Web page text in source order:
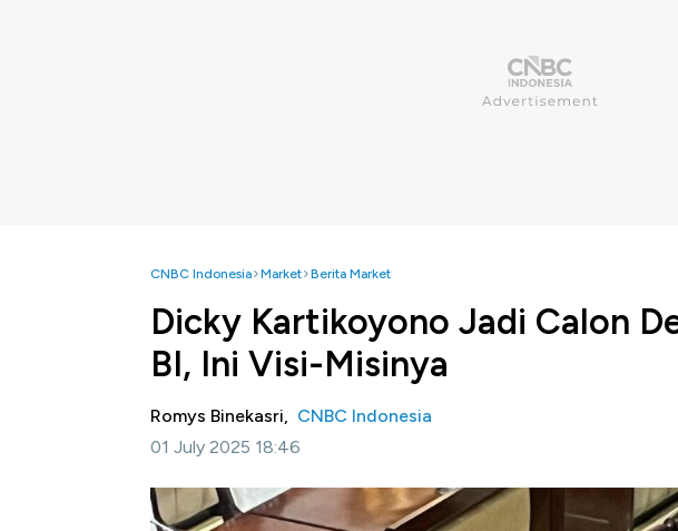
CNBC Indonesia Market Berita Market
Dicky Kartikoyono Jadi Calon
BI, Ini Visi-Misinya
Romys Binekasri, CNBC Indonesia
01 July 2025 18:46